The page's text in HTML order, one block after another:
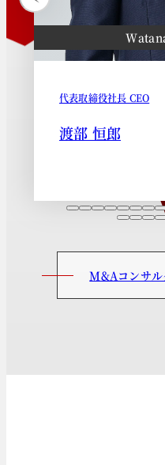
代表取締役社長 CEO
渡部 恒郎
M&Aコンサル